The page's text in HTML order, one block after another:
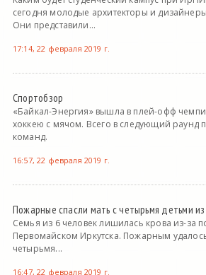
сегодня молодые архитекторы и
Они представили...
17:14, 22 февраля 2019 г.
Спортобзор
«Байкал-Энергия» вышла в плей-офф
хоккею с мячом. Всего в следующий раунд
команд.
16:57, 22 февраля 2019 г.
Пожарные спасли мать с четырьмя детьми из
Семья из 6 человек лишилась крова из-за
Первомайском Иркутска. Пожарным
четырьмя...
16:47, 22 февраля 2019 г.